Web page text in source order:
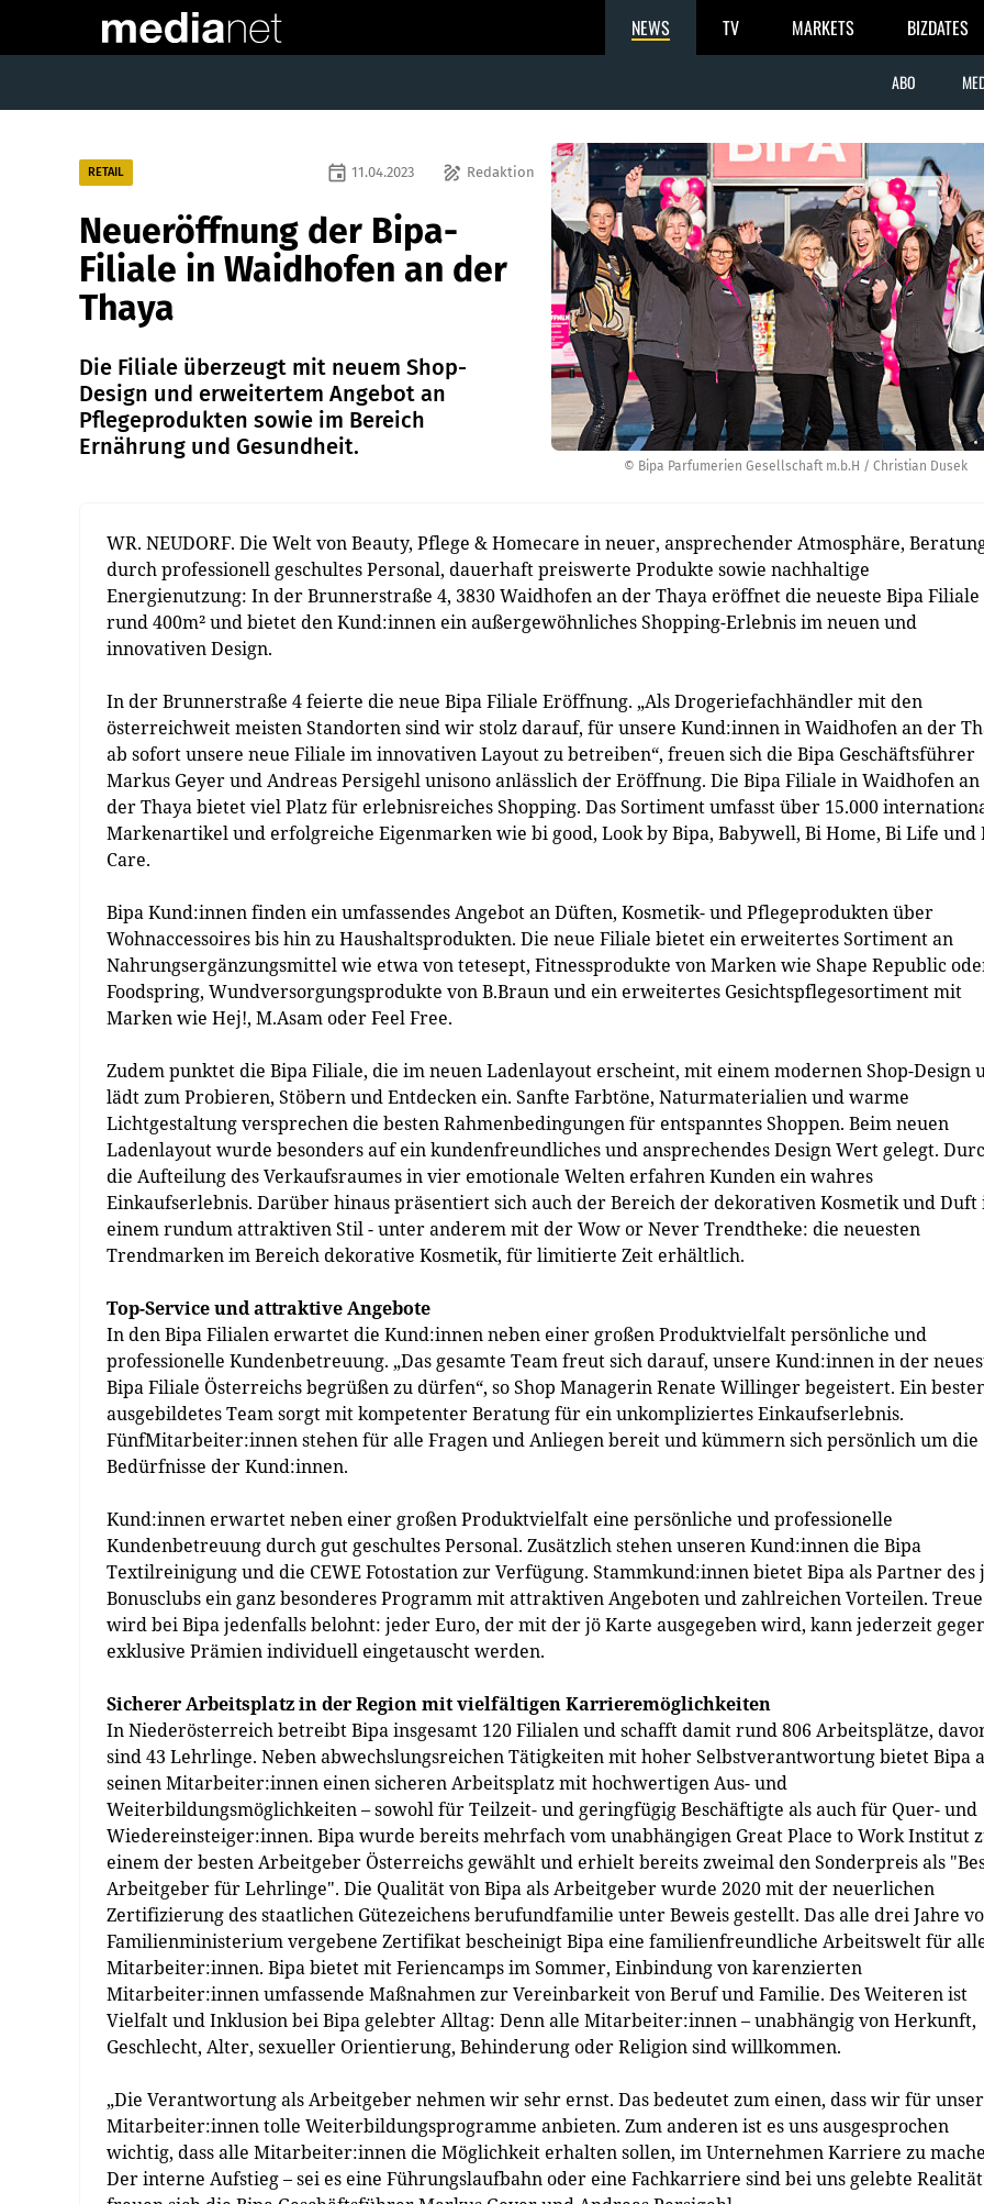
NEWS TV MARKETS BIZDATES
ABO
© Bipa Parfumerien Gesellschaft m.b.H / Christian Dusek
RETAIL draw Redaktion
event 11.04.2023
Neueröffnung der Bipa-
Filiale in Waidhofen an der
Thaya
Die Filiale überzeugt mit neuem Shop-
Design und erweitertem Angebot an
Pflegeprodukten sowie im Bereich
Ernährung und Gesundheit.
WR. NEUDORF. Die Welt von Beauty, Pflege & Homecare in neuer, ansprechender Atmosphäre,
durch professionell geschultes Personal, dauerhaft preiswerte Produkte sowie nachhaltige
Energienutzung: In der Brunnerstraße 4, 3830 Waidhofen an der Thaya eröffnet die neueste Bipa
rund 400m² und bietet den Kund:innen ein außergewöhnliches Shopping-Erlebnis im neuen und
innovativen Design.
In der Brunnerstraße 4 feierte die neue Bipa Filiale Eröffnung. „Als Drogeriefachhändler mit den
österreichweit meisten Standorten sind wir stolz darauf, für unsere Kund:innen in Waidhofen an der
ab sofort unsere neue Filiale im innovativen Layout zu betreiben“, freuen sich die Bipa Geschäftsführer
Markus Geyer und Andreas Persigehl unisono anlässlich der Eröffnung. Die Bipa Filiale in Waidhofen an
der Thaya bietet viel Platz für erlebnisreiches Shopping. Das Sortiment umfasst über 15.000
Markenartikel und erfolgreiche Eigenmarken wie bi good, Look by Bipa, Babywell, Bi Home, Bi Life und
Care.
Bipa Kund:innen finden ein umfassendes Angebot an Düften, Kosmetik- und Pflegeprodukten über
Wohnaccessoires bis hin zu Haushaltsprodukten. Die neue Filiale bietet ein erweitertes Sortiment an
Nahrungsergänzungsmittel wie etwa von tetesept, Fitnessprodukte von Marken wie Shape Republic
Foodspring, Wundversorgungsprodukte von B.Braun und ein erweitertes Gesichtspflegesortiment mit
Marken wie Hej!, M.Asam oder Feel Free.
Zudem punktet die Bipa Filiale, die im neuen Ladenlayout erscheint, mit einem modernen Shop-Design
lädt zum Probieren, Stöbern und Entdecken ein. Sanfte Farbtöne, Naturmaterialien und warme
Lichtgestaltung versprechen die besten Rahmenbedingungen für entspanntes Shoppen. Beim neuen
Ladenlayout wurde besonders auf ein kundenfreundliches und ansprechendes Design Wert gelegt.
die Aufteilung des Verkaufsraumes in vier emotionale Welten erfahren Kunden ein wahres
Einkaufserlebnis. Darüber hinaus präsentiert sich auch der Bereich der dekorativen Kosmetik und Duft
einem rundum attraktiven Stil - unter anderem mit der Wow or Never Trendtheke: die neuesten
Trendmarken im Bereich dekorative Kosmetik, für limitierte Zeit erhältlich.
Top-Service und attraktive Angebote
In den Bipa Filialen erwartet die Kund:innen neben einer großen Produktvielfalt persönliche und
professionelle Kundenbetreuung. „Das gesamte Team freut sich darauf, unsere Kund:innen in der
Bipa Filiale Österreichs begrüßen zu dürfen“, so Shop Managerin Renate Willinger begeistert. Ein
ausgebildetes Team sorgt mit kompetenter Beratung für ein unkompliziertes Einkaufserlebnis.
FünfMitarbeiter:innen stehen für alle Fragen und Anliegen bereit und kümmern sich persönlich um die
Bedürfnisse der Kund:innen.
Kund:innen erwartet neben einer großen Produktvielfalt eine persönliche und professionelle
Kundenbetreuung durch gut geschultes Personal. Zusätzlich stehen unseren Kund:innen die Bipa
Textilreinigung und die CEWE Fotostation zur Verfügung. Stammkund:innen bietet Bipa als Partner des
Bonusclubs ein ganz besonderes Programm mit attraktiven Angeboten und zahlreichen Vorteilen. Treue
wird bei Bipa jedenfalls belohnt: jeder Euro, der mit der jö Karte ausgegeben wird, kann jederzeit
exklusive Prämien individuell eingetauscht werden.
Sicherer Arbeitsplatz in der Region mit vielfältigen Karrieremöglichkeiten
In Niederösterreich betreibt Bipa insgesamt 120 Filialen und schafft damit rund 806 Arbeitsplätze,
sind 43 Lehrlinge. Neben abwechslungsreichen Tätigkeiten mit hoher Selbstverantwortung bietet Bipa
seinen Mitarbeiter:innen einen sicheren Arbeitsplatz mit hochwertigen Aus- und
Weiterbildungsmöglichkeiten – sowohl für Teilzeit- und geringfügig Beschäftigte als auch für Quer- und
Wiedereinsteiger:innen. Bipa wurde bereits mehrfach vom unabhängigen Great Place to Work Institut
einem der besten Arbeitgeber Österreichs gewählt und erhielt bereits zweimal den Sonderpreis als
Arbeitgeber für Lehrlinge". Die Qualität von Bipa als Arbeitgeber wurde 2020 mit der neuerlichen
Zertifizierung des staatlichen Gütezeichens berufundfamilie unter Beweis gestellt. Das alle drei Jahre
Familienministerium vergebene Zertifikat bescheinigt Bipa eine familienfreundliche Arbeitswelt für
Mitarbeiter:innen. Bipa bietet mit Feriencamps im Sommer, Einbindung von karenzierten
Mitarbeiter:innen umfassende Maßnahmen zur Vereinbarkeit von Beruf und Familie. Des Weiteren ist
Vielfalt und Inklusion bei Bipa gelebter Alltag: Denn alle Mitarbeiter:innen – unabhängig von Herkunft,
Geschlecht, Alter, sexueller Orientierung, Behinderung oder Religion sind willkommen.
„Die Verantwortung als Arbeitgeber nehmen wir sehr ernst. Das bedeutet zum einen, dass wir für
Mitarbeiter:innen tolle Weiterbildungsprogramme anbieten. Zum anderen ist es uns ausgesprochen
wichtig, dass alle Mitarbeiter:innen die Möglichkeit erhalten sollen, im Unternehmen Karriere zu
Der interne Aufstieg – sei es eine Führungslaufbahn oder eine Fachkarriere sind bei uns gelebte